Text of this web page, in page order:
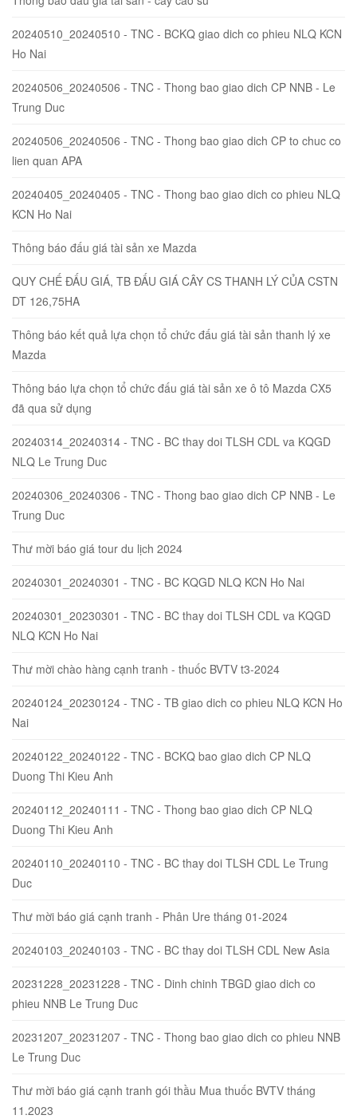
20240510_20240510 - TNC - BCKQ giao dich co phieu NLQ KCN
Ho Nai
20240506_20240506 - TNC - Thong bao giao dich CP NNB - Le
Trung Duc
20240506_20240506 - TNC - Thong bao giao dich CP to chuc co
lien quan APA
20240405_20240405 - TNC - Thong bao giao dich co phieu NLQ
KCN Ho Nai
Thông báo đấu giá tài sản xe Mazda
QUY CHẾ ĐẤU GIÁ, TB ĐẤU GIÁ CÂY CS THANH LÝ CỦA CSTN
DT 126,75HA
Thông báo kết quả lựa chọn tổ chức đấu giá tài sản thanh lý xe
Mazda
Thông báo lựa chọn tổ chức đấu giá tài sản xe ô tô Mazda CX5
đã qua sử dụng
20240314_20240314 - TNC - BC thay doi TLSH CDL va KQGD
NLQ Le Trung Duc
20240306_20240306 - TNC - Thong bao giao dich CP NNB - Le
Trung Duc
Thư mời báo giá tour du lịch 2024
20240301_20240301 - TNC - BC KQGD NLQ KCN Ho Nai
20240301_20230301 - TNC - BC thay doi TLSH CDL va KQGD
NLQ KCN Ho Nai
Thư mời chào hàng cạnh tranh - thuốc BVTV t3-2024
20240124_20230124 - TNC - TB giao dich co phieu NLQ KCN Ho
Nai
20240122_20240122 - TNC - BCKQ bao giao dich CP NLQ
Duong Thi Kieu Anh
20240112_20240111 - TNC - Thong bao giao dich CP NLQ
Duong Thi Kieu Anh
20240110_20240110 - TNC - BC thay doi TLSH CDL Le Trung
Duc
Thư mời báo giá cạnh tranh - Phân Ure tháng 01-2024
20240103_20240103 - TNC - BC thay doi TLSH CDL New Asia
20231228_20231228 - TNC - Dinh chinh TBGD giao dich co
phieu NNB Le Trung Duc
20231207_20231207 - TNC - Thong bao giao dich co phieu NNB
Le Trung Duc
Thư mời báo giá cạnh tranh gói thầu Mua thuốc BVTV tháng
11.2023